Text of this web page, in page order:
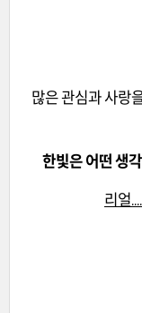
많은 관심과 사랑
한빛은 어떤 생
리얼